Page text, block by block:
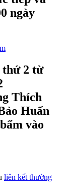
ngày
thứ 2 từ
Thích
Huấn
vào
liên kết thường